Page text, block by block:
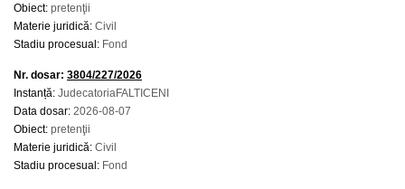
Obiect: pretenţii
Materie juridică: Civil
Stadiu procesual: Fond
Nr. dosar: 3804/227/2026
Instanță: JudecatoriaFALTICENI
Data dosar: 2026-08-07
Obiect: pretenţii
Materie juridică: Civil
Stadiu procesual: Fond